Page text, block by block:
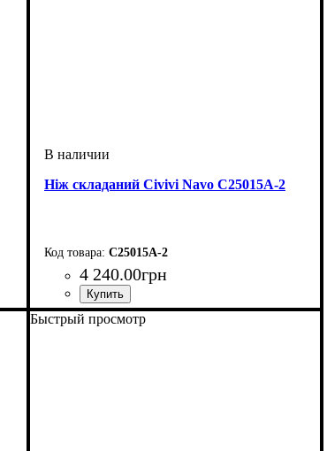
Ніж складаний Civivi Navo C25015A-2
C25015A-2
4 240.00грн
Быстрый просмотр